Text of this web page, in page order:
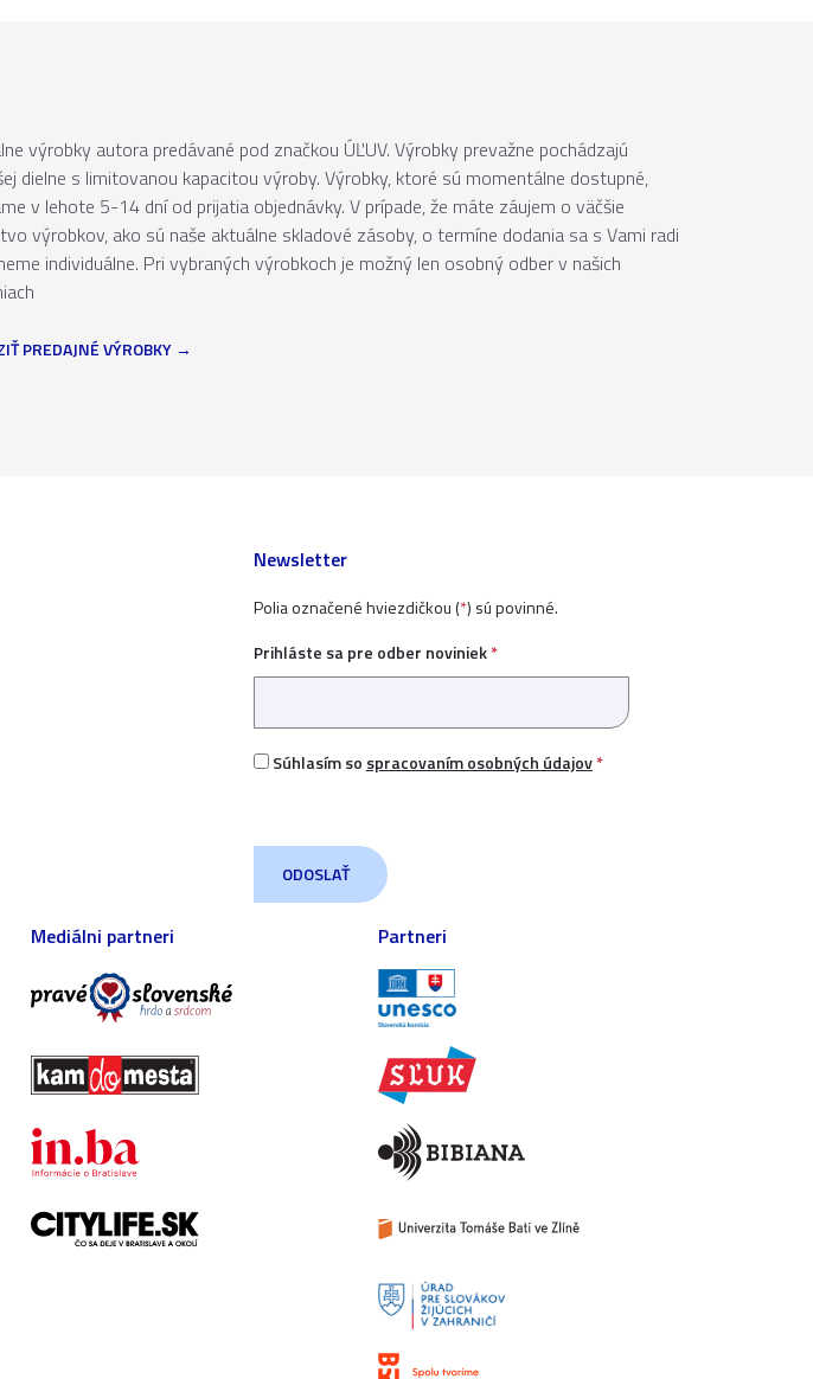
výrobky autora predávané pod značkou ÚĽUV. Výrobky prevažne pochádzajú
dielne s limitovanou kapacitou výroby. Výrobky, ktoré sú momentálne dostupné,
v lehote 5-14 dní od prijatia objednávky. V prípade, že máte záujem o väčšie
výrobkov, ako sú naše aktuálne skladové zásoby, o termíne dodania sa s Vami radi
individuálne. Pri vybraných výrobkoch je možný len osobný odber v našich
PREDAJNÉ VÝROBKY
Newsletter
Polia označené hviezdičkou (*) sú povinné.
Prihláste sa pre odber noviniek*
Súhlasím so spracovaním osobných údajov*
Mediálni partneri Partneri